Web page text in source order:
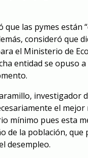
que las pymes están
consideró que
el Ministerio de
entidad se opuso
investigador
el
mínimo pues esta
de la población,
desempleo.